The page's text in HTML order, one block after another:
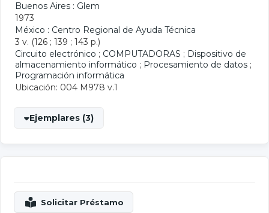
Buenos Aires : Glem
1973
México : Centro Regional de Ayuda Técnica
3 v. (126 ; 139 ; 143 p.)
Circuito electrónico ; COMPUTADORAS ; Dispositivo de
almacenamiento informático ; Procesamiento de datos ;
Programación informática
Ubicación: 004 M978 v.1
Ejemplares (3)